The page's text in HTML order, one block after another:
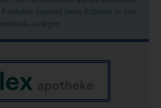
manuell beim Anbieter in den
zu legen.